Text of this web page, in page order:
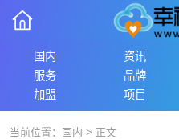
国内 资讯
服务
品牌
加盟
项目
当前位置： 国内 > 正文